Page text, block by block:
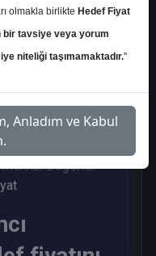
3
Menkul Değerler
olmakla birlikte Hedef Fiyat
bir tavsiye veya yorum
niteliği taşımamaktadır."
ve Kabul